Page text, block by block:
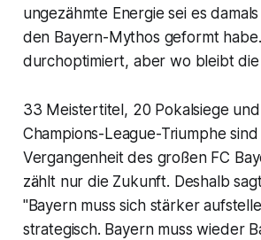
ungezähmte Energie sei es
den Bayern-Mythos geformt
durchoptimiert, aber wo bleibt die
33 Meistertitel, 20 Pokalsiege
Champions-League-Triumphe sind
Vergangenheit des großen FC
zählt nur die Zukunft. Deshalb
"Bayern muss sich stärker
strategisch. Bayern muss wieder